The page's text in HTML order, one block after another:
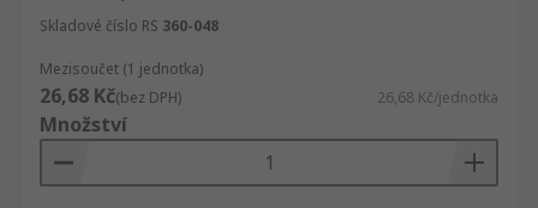
Skladové číslo RS 360-048
Mezisoučet (1 jednotka)
26,68 Kč(bez DPH) 26,68 Kč/jednotka
Množství